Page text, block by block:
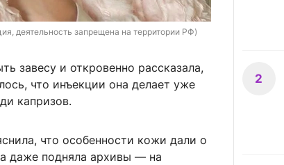
деятельность запрещена на территории РФ)
завесу и откровенно рассказала,
что инъекции она делает уже
капризов.
что особенности кожи дали о
даже подняла архивы — на
2